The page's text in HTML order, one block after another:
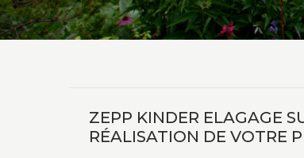
ZEPP KINDER ELAGAGE
RÉALISATION DE VOTRE